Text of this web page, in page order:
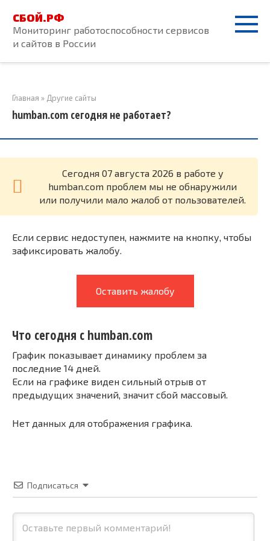
контенту
СБОЙ.РФ
Мониторинг работоспособности сервисов
и сайтов в России
Главная » Другие сайты
humban.com сегодня не работает?
Cегодня 07 августа 2026 в работе у
humban.com проблем мы не обнаружили
или получили мало жалоб от пользователей.
Если сервис недоступен, нажмите на кнопку, чтобы
зафиксировать жалобу.
Оставить жалобу
Что сегодня с humban.com
График показывает динамику проблем за
последние 14 дней.
Если на графике виден сильный отрыв от
предыдущих значений, значит сбой массовый.
Нет данных для отображения графика.
Подписаться